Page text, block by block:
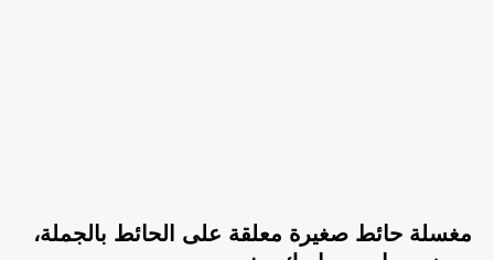
مغسلة حائط صغيرة معلقة على الحائط بالجملة،